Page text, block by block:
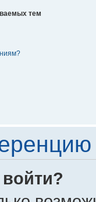
тем